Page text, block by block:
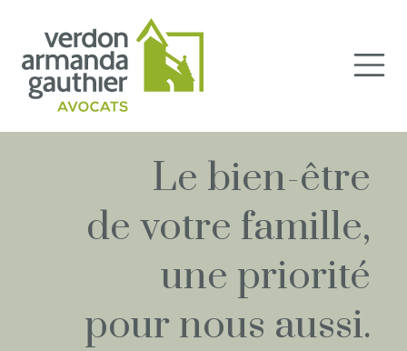
Le bien-être
de votre famille,
une priorité
pour nous aussi.